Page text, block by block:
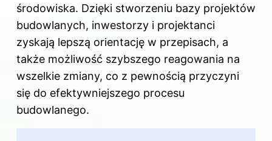
środowiska. Dzięki stworzeniu bazy projektów
budowlanych, inwestorzy i projektanci
zyskają lepszą orientację w przepisach, a
także możliwość szybszego reagowania na
wszelkie zmiany, co z pewnością przyczyni
się do efektywniejszego procesu
budowlanego.